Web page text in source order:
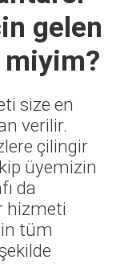
gelen
size en
verilir.
çilingir
üyemizin
da
hizmeti
tüm